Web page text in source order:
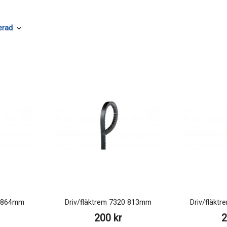
Driv/fläktrem 7320 813mm
200 kr
Driv/